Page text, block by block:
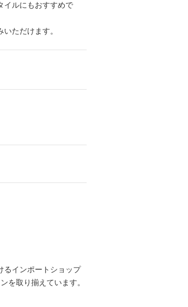
イルにもおすすめで
ただけます。
るインポートショップ
を取り揃えています。